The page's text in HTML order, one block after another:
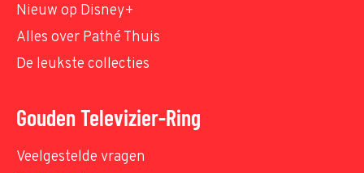
Nieuw op Disney+
Alles over Pathé Thuis
De leukste collecties
Gouden Televizier-Ring
Veelgestelde vragen